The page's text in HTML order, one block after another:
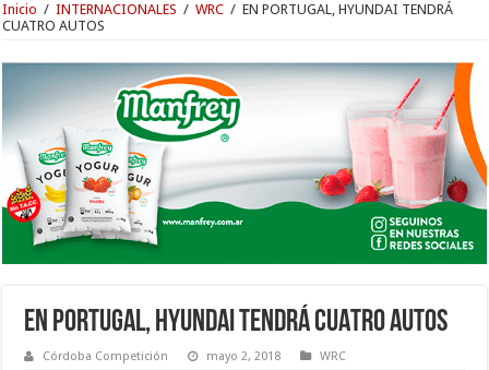
Inicio / INTERNACIONALES / WRC / EN PORTUGAL, HYUNDAI TENDRÁ
CUATRO AUTOS
EN PORTUGAL, HYUNDAI TENDRÁ CUATRO AUTOS
Córdoba Competición mayo 2, 2018 WRC